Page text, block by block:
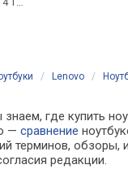
/ Lenovo /
где купить
—сравнение
терминов, обзоры,
редакции.